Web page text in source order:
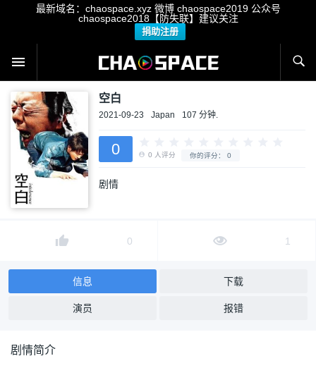
最新域名：chaospace.xyz 微博 chaospace2019 公众号
chaospace2018【防失联】建议关注
捐助注册
空白
2021-09-23 Japan 107 分钟.
剧情
0 1
信息 下载
演员 报错
剧情简介